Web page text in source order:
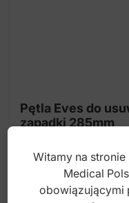
Pętla Eves do
zapadki 285mm
Index: 42-214-28
Witamy na
Medical
obowiązującymi